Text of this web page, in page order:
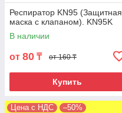
Респиратор KN95 (Защитная
маска c клапаном). KN95K
В наличии
от 80 ₸ от 160 ₸
Купить
Цена с НДС –50%